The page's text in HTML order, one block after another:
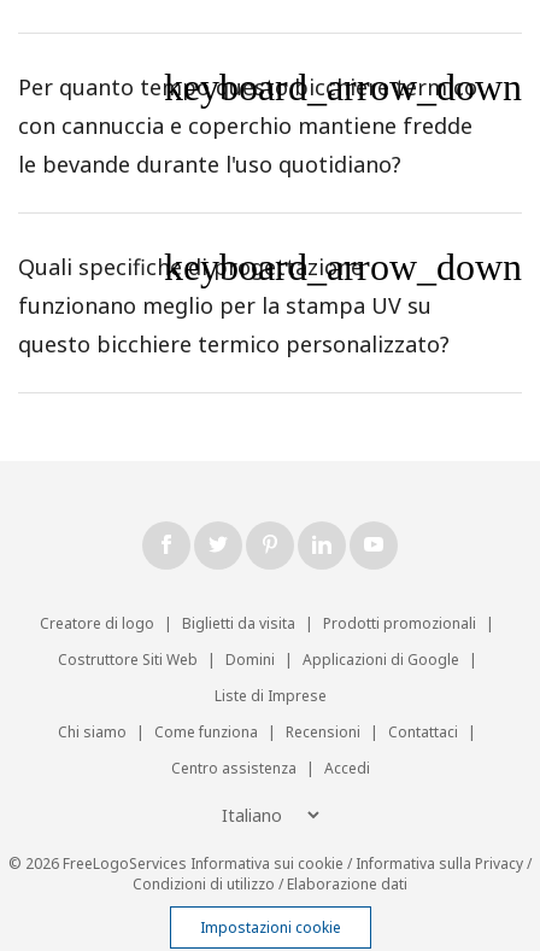
Per quanto tempo questo bicchiere termico
con cannuccia e coperchio mantiene fredde
le bevande durante l'uso quotidiano?
keyboard_arrow_down
Quali specifiche di progettazione
funzionano meglio per la stampa UV su
questo bicchiere termico personalizzato?
keyboard_arrow_down
Creatore di logo | Biglietti da visita | Prodotti promozionali
|
Costruttore Siti Web
| Domini | Applicazioni di Google
|
Liste di Imprese
Chi siamo
| Come funziona | Recensioni | Contattaci
|
Centro assistenza
| Accedi
© 2026 FreeLogoServices Informativa sui cookie /Informativa sulla Privacy/
Condizioni di utilizzo /Elaborazione dati
Impostazioni cookie